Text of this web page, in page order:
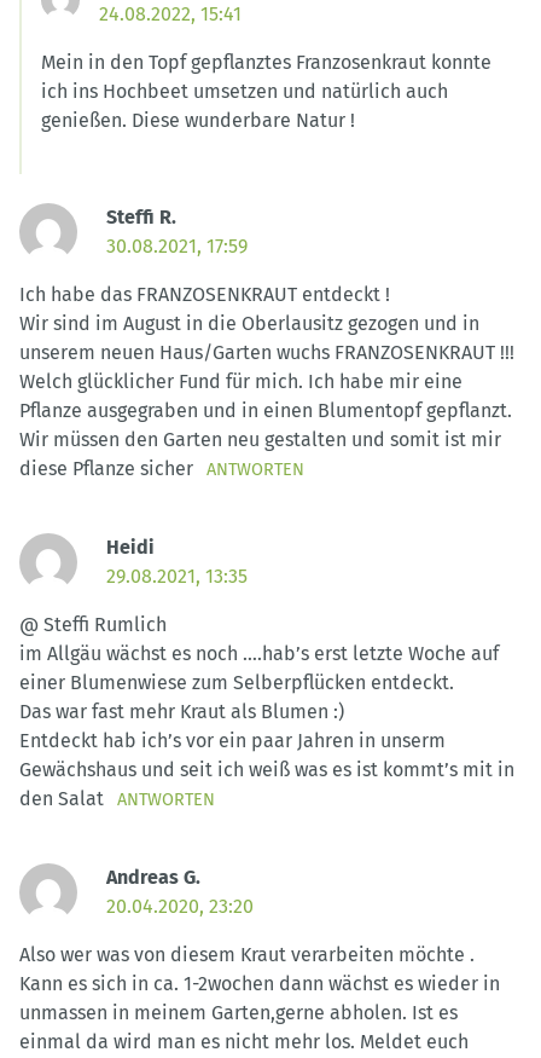
24.08.2022, 15:41
Mein in den Topf gepflanztes Franzosenkraut konnte
ich ins Hochbeet umsetzen und natürlich auch
genießen. Diese wunderbare Natur !
Steffi R.
30.08.2021, 17:59
Ich habe das FRANZOSENKRAUT entdeckt !
Wir sind im August in die Oberlausitz gezogen und in
unserem neuen Haus/Garten wuchs FRANZOSENKRAUT !!!
Welch glücklicher Fund für mich. Ich habe mir eine
Pflanze ausgegraben und in einen Blumentopf gepflanzt.
Wir müssen den Garten neu gestalten und somit ist mir
diese Pflanze sicher
ANTWORTEN
Heidi
29.08.2021, 13:35
@ Steffi Rumlich
im Allgäu wächst es noch ….hab’s erst letzte Woche auf
einer Blumenwiese zum Selberpflücken entdeckt.
Das war fast mehr Kraut als Blumen :)
Entdeckt hab ich’s vor ein paar Jahren in unserm
Gewächshaus und seit ich weiß was es ist kommt’s mit in
den Salat
ANTWORTEN
Andreas G.
20.04.2020, 23:20
Also wer was von diesem Kraut verarbeiten möchte .
Kann es sich in ca. 1-2wochen dann wächst es wieder in
unmassen in meinem Garten,gerne abholen. Ist es
einmal da wird man es nicht mehr los. Meldet euch